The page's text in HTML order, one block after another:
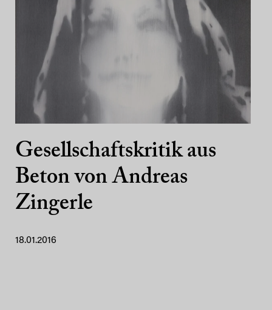
Gesellschaftskritik aus
Beton von Andreas
Zingerle
18.01.2016